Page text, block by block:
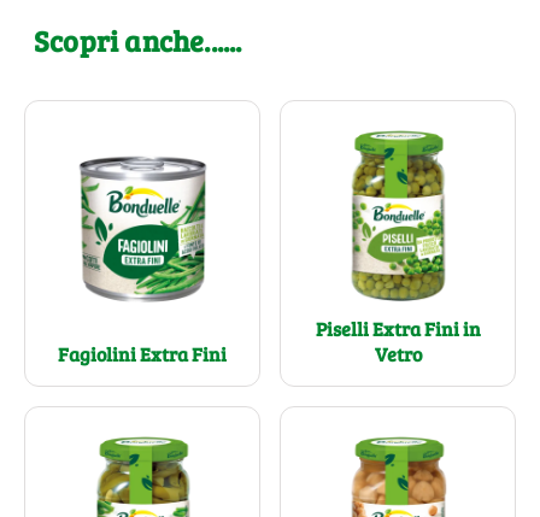
Scopri anche......
Fagiolini Extra Fini
Piselli Extra Fini in
Vetro